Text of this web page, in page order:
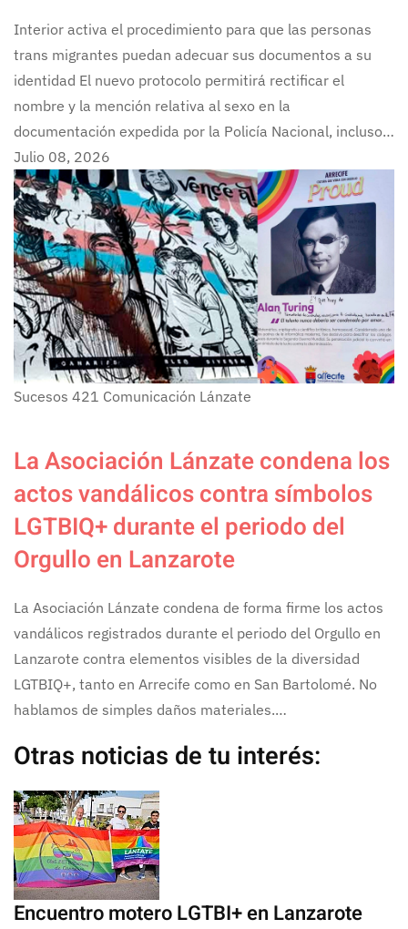
Interior activa el procedimiento para que las personas
trans migrantes puedan adecuar sus documentos a su
identidad El nuevo protocolo permitirá rectificar el
nombre y la mención relativa al sexo en la
documentación expedida por la Policía Nacional, incluso…
Julio 08, 2026
Sucesos 421 Comunicación Lánzate
La Asociación Lánzate condena los
actos vandálicos contra símbolos
LGTBIQ+ durante el periodo del
Orgullo en Lanzarote
La Asociación Lánzate condena de forma firme los actos
vandálicos registrados durante el periodo del Orgullo en
Lanzarote contra elementos visibles de la diversidad
LGTBIQ+, tanto en Arrecife como en San Bartolomé. No
hablamos de simples daños materiales.…
Otras noticias de tu interés:
Encuentro motero LGTBI+ en Lanzarote